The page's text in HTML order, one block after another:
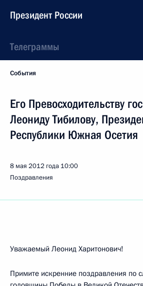
Президент России
Телеграммы
События
Его Превосходительству
Леониду Тибилову,
Республики Южная Осетия
8 мая 2012 года 10:00
Поздравления
Уважаемый Леонид Харитонович!
Примите искренние поздравления по